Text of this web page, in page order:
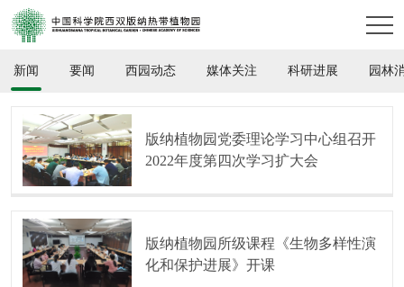
新闻 要闻 西园动态 媒体关注 科研进展 园林
版纳植物园党委理论学习中心组召开
2022年度第四次学习扩大会
版纳植物园所级课程《生物多样性演
化和保护进展》开课